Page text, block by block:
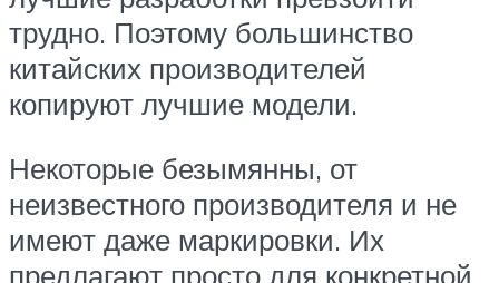
трудно. Поэтому большинство
китайских производителей
копируют лучшие модели.
Некоторые безымянны, от
неизвестного производителя и не
имеют даже маркировки. Их
предлагают просто для конкретной